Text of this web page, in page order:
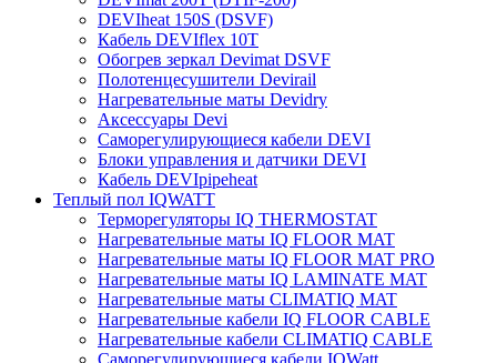
DEVIheat 150S (DSVF)
Кабель DEVIflex 10T
Обогрев зеркал Devimat DSVF
Полотенцесушители Devirail
Нагревательные маты Devidry
Аксессуары Devi
Саморегулирующиеся кабели DEVI
Блоки управления и датчики DEVI
Кабель DEVIpipeheat
Теплый пол IQWATT
Терморегуляторы IQ THERMOSTAT
Нагревательные маты IQ FLOOR MAT
Нагревательные маты IQ FLOOR MAT PRO
Нагревательные маты IQ LAMINATE MAT
Нагревательные маты CLIMATIQ MAT
Нагревательные кабели IQ FLOOR CABLE
Нагревательные кабели CLIMATIQ CABLE
Саморегулирующиеся кабели IQWatt